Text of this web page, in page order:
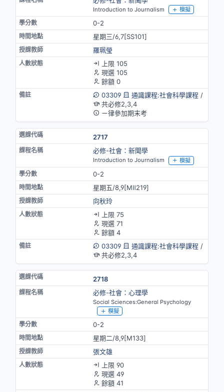
Introduction to Journalism 模擬
0-2
星期三/6,7[SS101]
羅珮瑩
上限 105
現選 105
餘額 0
03309
通識課程:社會科學課程 /
共必修2,3,4
ㄧ律參加期末考
2717
必修-社會：新聞學
Introduction to Journalism 模擬
0-2
星期五/8,9[MⅡ219]
向秋玲
上限 75
現選 71
餘額 4
03309
通識課程:社會科學課程 /
共必修2,3,4
2718
必修-社會：心理學
Social Sciences:General Psychology
模擬
0-2
星期二/8,9[M133]
張文雄
上限 90
現選 49
餘額 41